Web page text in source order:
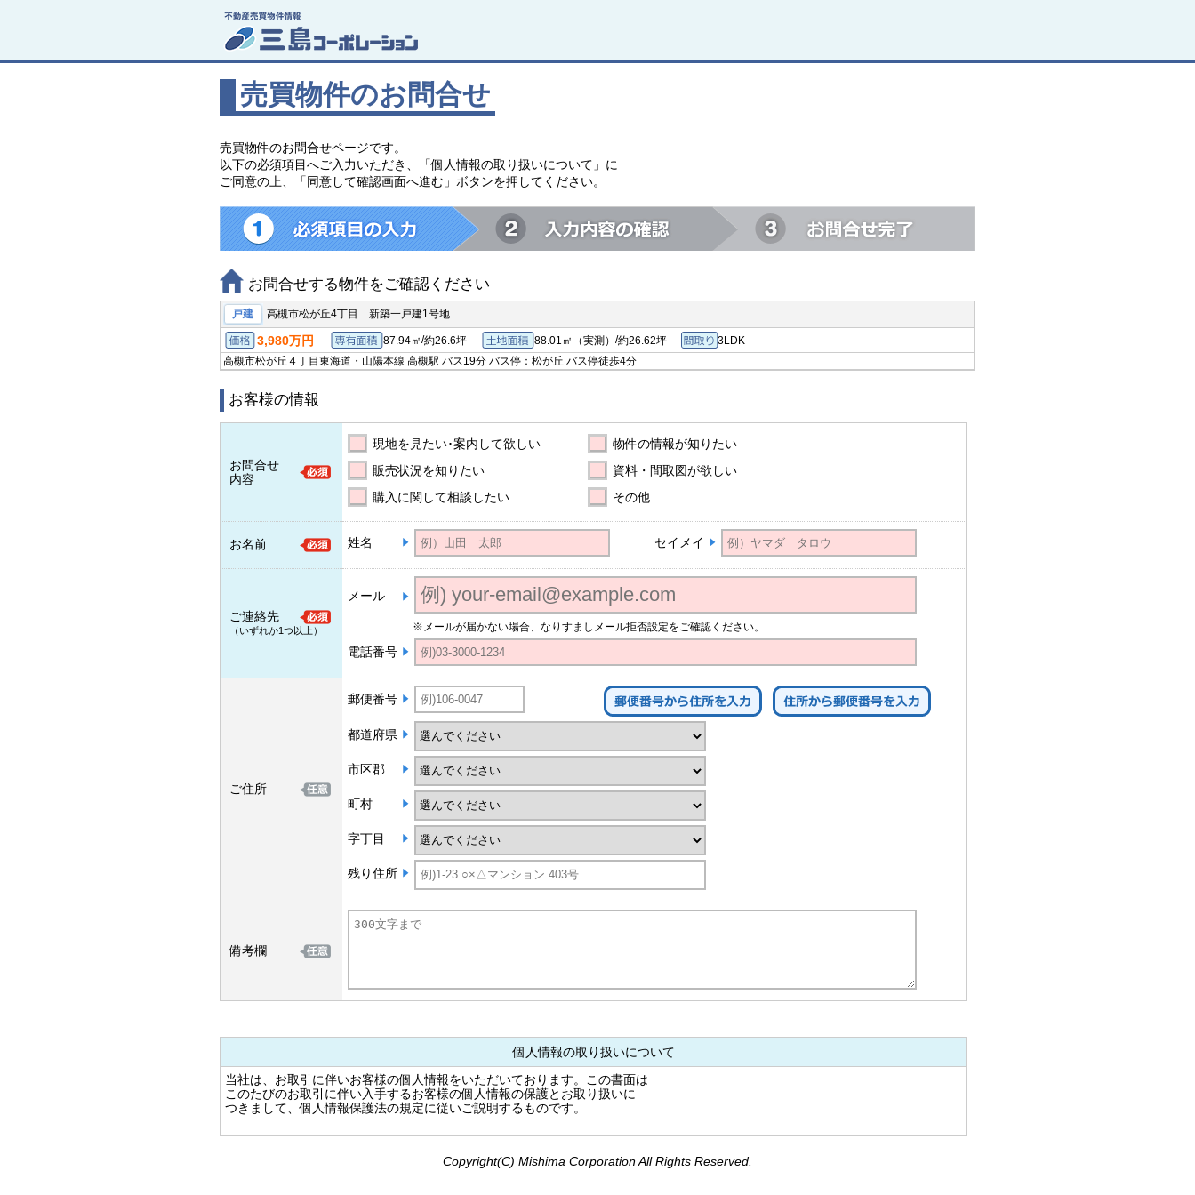
売買物件のお問合せ
売買物件のお問合せページです。
以下の必須項目へご入力いただき、「個人情報の取り扱いについて」に
ご同意の上、「同意して確認画面へ進む」ボタンを押してください。
お問合せする物件をご確認ください
戸建 高槻市松が丘4丁目 新築一戸建1号地
価格
3,980万円 専有面積
87.94㎡/約26.6坪 土地面積
88.01㎡（実測） /約26.62坪 間取り
3LDK
高槻市松が丘４丁目東海道・山陽本線 高槻駅 バス19分 バス停：松が丘 バス停徒歩4分
お客様の情報
お問合せ
内容
現地を見たい･案内して欲しい
物件の情報が知りたい
販売状況を知りたい
資料・間取図が欲しい
購入に関して相談したい
その他
お名前 姓名 セイメイ
ご連絡先
（いずれか1つ以上）
メール
※メールが届かない場合、なりすましメール拒否設定をご確認ください。
電話番号
ご住所
郵便番号
都道府県
市区郡
町村
字丁目
残り住所
備考欄
個人情報の取り扱いについて
当社は、お取引に伴いお客様の個人情報をいただいております。この書面は
このたびのお取引に伴い入手するお客様の個人情報の保護とお取り扱いに
つきまして、個人情報保護法の規定に従いご説明するものです。
------------------------------------------------------------------------------------------------
1.個人情報に対する当社の基本的姿勢当社は、個人情報保護に関する
法令と社会秩序を尊重・遵守し役員はじめ全ての従業員が、取り扱う
Copyright(C) Mishima Corporation All Rights Reserved.